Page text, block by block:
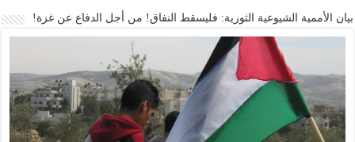
بيان الأممية الشيوعية الثورية: فليسقط النفاق! من أجل الدفاع عن غزة!